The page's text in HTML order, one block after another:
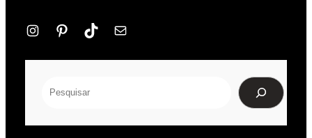
InstagramPinterestTikTokE-